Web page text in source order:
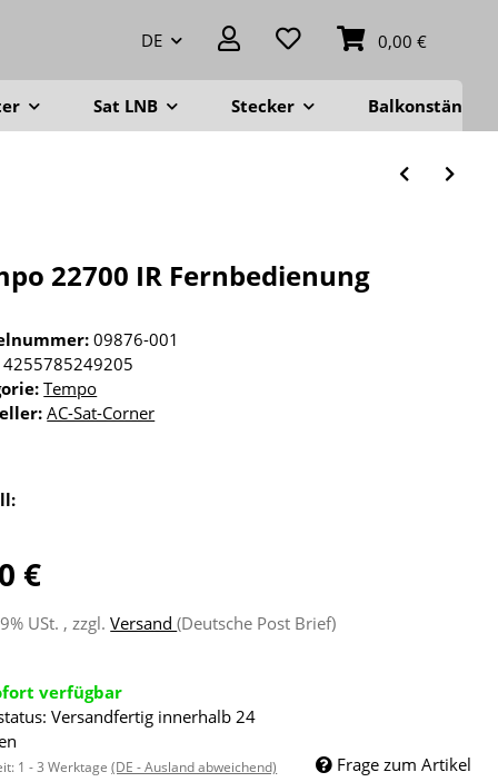
DE 0,00 €
Sat LNB Stecker Balkonständer
22700 IR Fernbedienung
09876-001
4255785249205
Tempo
AC-Sat-Corner
€
USt. , zzgl.Versand(Deutsche Post Brief)
verfügbar
Versandfertig innerhalb 24
1 - 3 Werktage(DE - Ausland abweichend) Frage zum Artikel